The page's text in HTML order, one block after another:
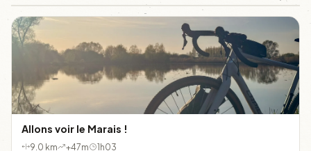
Allons voir le Marais !
9.0 km +47m 1h03